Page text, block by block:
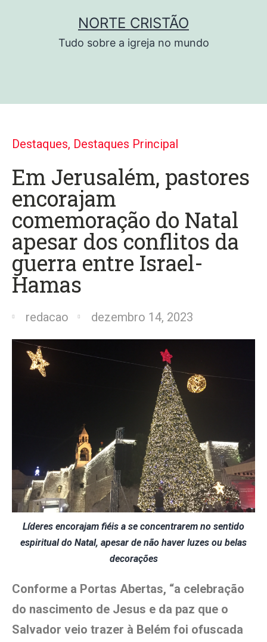
NORTE CRISTÃO
Tudo sobre a igreja no mundo
Destaques, Destaques Principal
Em Jerusalém, pastores
encorajam
comemoração do Natal
apesar dos conflitos da
guerra entre Israel-
Hamas
redacao dezembro 14, 2023
Líderes encorajam fiéis a se concentrarem no sentido
espiritual do Natal, apesar de não haver luzes ou belas
decorações
Conforme a Portas Abertas, “a celebração
do nascimento de Jesus e da paz que o
Salvador veio trazer à Belém foi ofuscada